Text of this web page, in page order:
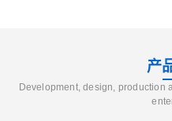
产
Development, design, production